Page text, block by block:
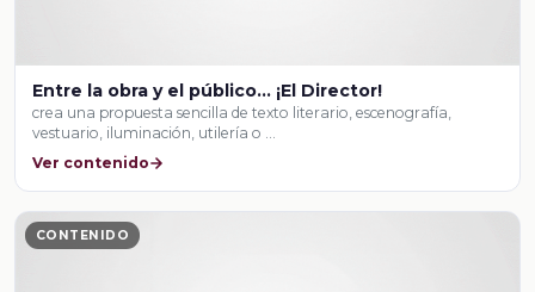
Entre la obra y el público… ¡El Director!
crea una propuesta sencilla de texto literario, escenografía,
vestuario, iluminación, utilería o …
Ver contenido
CONTENIDO